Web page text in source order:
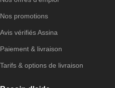
Nos promotions
Avis vérifiés Assina
Paiement & livraison
Tarifs & options de livraison